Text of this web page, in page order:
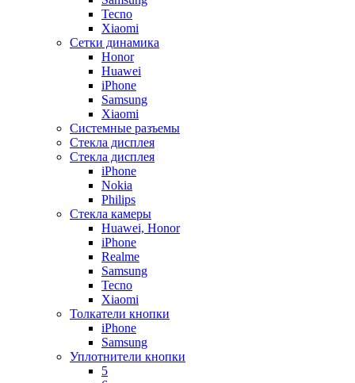
Tecno
Xiaomi
Сетки динамика
Honor
Huawei
iPhone
Samsung
Xiaomi
Системные разъемы
Стекла дисплея
Стекла дисплея
iPhone
Nokia
Philips
Стекла камеры
Huawei, Honor
iPhone
Realme
Samsung
Tecno
Xiaomi
Толкатели кнопки
iPhone
Samsung
Уплотнители кнопки
5